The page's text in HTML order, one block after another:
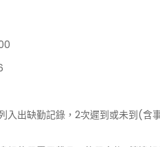
出缺勤記錄，2次遲到或未到(含